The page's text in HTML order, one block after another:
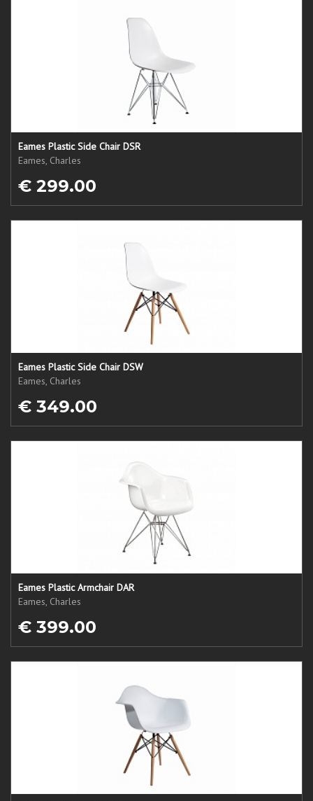
Eames Plastic Side Chair DSR
Eames, Charles
€ 299.00
Eames Plastic Side Chair DSW
Eames, Charles
€ 349.00
Eames Plastic Armchair DAR
Eames, Charles
€ 399.00